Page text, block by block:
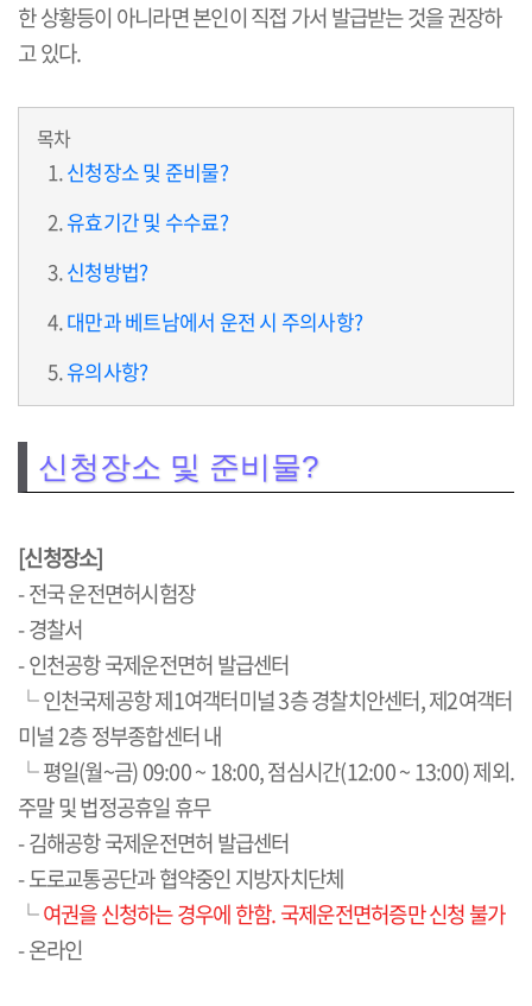
한 상황등이 아니라면 본인이 직접 가서 발급받는 것을 권장하
고 있다.
목차
신청장소 및 준비물?
유효기간 및 수수료?
신청방법?
대만과 베트남에서 운전 시 주의사항?
유의사항?
신청장소 및 준비물?
[신청장소]
- 전국 운전면허시험장
- 경찰서
- 인천공항 국제운전면허 발급센터
└ 인천국제공항 제1여객터미널 3층 경찰치안센터, 제2여객터
미널 2층 정부종합센터 내
└ 평일(월~금) 09:00 ~ 18:00, 점심시간(12:00 ~ 13:00) 제외.
주말 및 법정공휴일 휴무
- 김해공항 국제운전면허 발급센터
- 도로교통공단과 협약중인 지방자치단체
└여권을 신청하는 경우에 한함. 국제운전면허증만 신청 불가
- 온라인